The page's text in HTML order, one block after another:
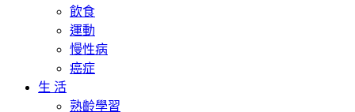
飲食
運動
慢性病
癌症
生 活
熟齡學習